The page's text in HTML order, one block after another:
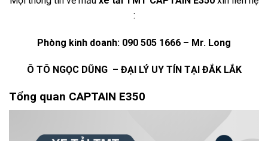
:
Phòng kinh doanh: 090 505 1666 – Mr. Long
Ô TÔ NGỌC DŨNG – ĐẠI LÝ UY TÍN TẠI ĐẮK LẮK
Tổng quan CAPTAIN E350